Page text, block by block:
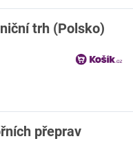
trh (Polsko)
přeprav